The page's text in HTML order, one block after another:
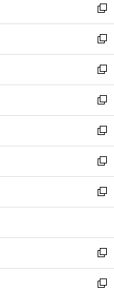
で
開
く
ド
ウ
で
開
く
ィ
ン
ド
ウ
で
開
く
い
ウ
ィ
ン
ド
ウ
で
開
く
新
し
い
ウ
ィ
ン
ド
ウ
で
開
く
新
し
い
ウ
ィ
ン
ド
ウ
で
開
く
新
し
い
ウ
ィ
ン
ド
ウ
で
開
新
し
い
ウ
ィ
ン
ド
ウ
開
く
新
し
い
ウ
ィ
ン
ウ
で
開
く
新
し
い
ウ
ン
ド
ウ
で
新
し
ウ
ィ
ン
ド
新
し
い
新